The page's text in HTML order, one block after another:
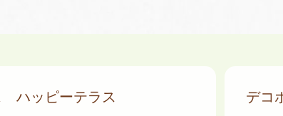
ハッピーテラス デコ